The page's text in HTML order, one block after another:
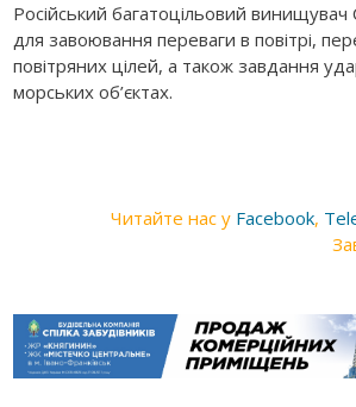
Російський багатоцільовий
для завоювання переваги в повітрі,
повітряних цілей, а також завдання
морських об’єктах.
Читайте нас у Facebook,